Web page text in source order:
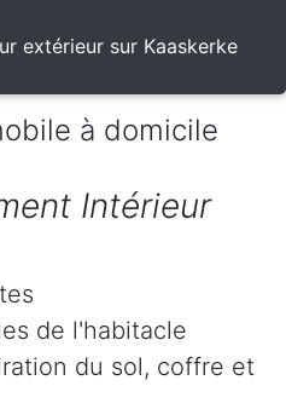
extérieur sur Kaaskerke
à domicile
Intérieur
de l'habitacle
du sol, coffre et